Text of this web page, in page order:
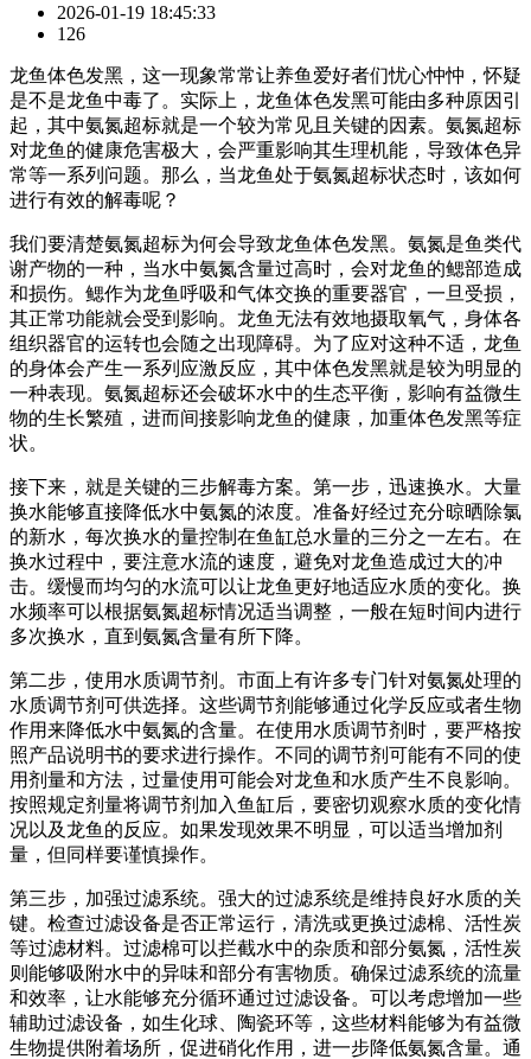
2026-01-19 18:45:33
126
龙鱼体色发黑，这一现象常常让养鱼爱好者们忧心忡忡，怀疑
是不是龙鱼中毒了。实际上，龙鱼体色发黑可能由多种原因引
起，其中氨氮超标就是一个较为常见且关键的因素。氨氮超标
对龙鱼的健康危害极大，会严重影响其生理机能，导致体色异
常等一系列问题。那么，当龙鱼处于氨氮超标状态时，该如何
进行有效的解毒呢？
我们要清楚氨氮超标为何会导致龙鱼体色发黑。氨氮是鱼类代
谢产物的一种，当水中氨氮含量过高时，会对龙鱼的鳃部造成
和损伤。鳃作为龙鱼呼吸和气体交换的重要器官，一旦受损，
其正常功能就会受到影响。龙鱼无法有效地摄取氧气，身体各
组织器官的运转也会随之出现障碍。为了应对这种不适，龙鱼
的身体会产生一系列应激反应，其中体色发黑就是较为明显的
一种表现。氨氮超标还会破坏水中的生态平衡，影响有益微生
物的生长繁殖，进而间接影响龙鱼的健康，加重体色发黑等症
状。
接下来，就是关键的三步解毒方案。第一步，迅速换水。大量
换水能够直接降低水中氨氮的浓度。准备好经过充分晾晒除氯
的新水，每次换水的量控制在鱼缸总水量的三分之一左右。在
换水过程中，要注意水流的速度，避免对龙鱼造成过大的冲
击。缓慢而均匀的水流可以让龙鱼更好地适应水质的变化。换
水频率可以根据氨氮超标情况适当调整，一般在短时间内进行
多次换水，直到氨氮含量有所下降。
第二步，使用水质调节剂。市面上有许多专门针对氨氮处理的
水质调节剂可供选择。这些调节剂能够通过化学反应或者生物
作用来降低水中氨氮的含量。在使用水质调节剂时，要严格按
照产品说明书的要求进行操作。不同的调节剂可能有不同的使
用剂量和方法，过量使用可能会对龙鱼和水质产生不良影响。
按照规定剂量将调节剂加入鱼缸后，要密切观察水质的变化情
况以及龙鱼的反应。如果发现效果不明显，可以适当增加剂
量，但同样要谨慎操作。
第三步，加强过滤系统。强大的过滤系统是维持良好水质的关
键。检查过滤设备是否正常运行，清洗或更换过滤棉、活性炭
等过滤材料。过滤棉可以拦截水中的杂质和部分氨氮，活性炭
则能够吸附水中的异味和部分有害物质。确保过滤系统的流量
和效率，让水能够充分循环通过过滤设备。可以考虑增加一些
辅助过滤设备，如生化球、陶瓷环等，这些材料能够为有益微
生物提供附着场所，促进硝化作用，进一步降低氨氮含量。通